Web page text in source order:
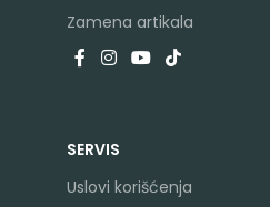
Zamena artikala
SERVIS
Uslovi korišćenja